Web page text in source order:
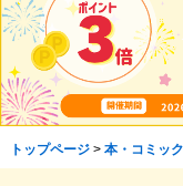
トップページ> 本・コミック